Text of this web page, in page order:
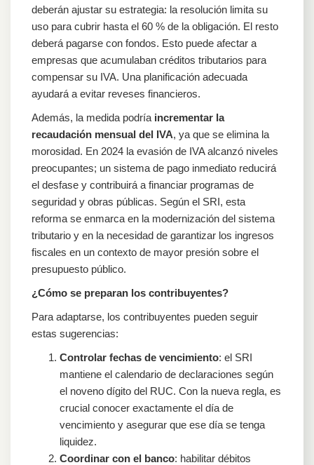
deberán ajustar su estrategia: la resolución limita su
uso para cubrir hasta el 60 % de la obligación. El resto
deberá pagarse con fondos. Esto puede afectar a
empresas que acumulaban créditos tributarios para
compensar su IVA. Una planificación adecuada
ayudará a evitar reveses financieros.
Además, la medida podría incrementar la
recaudación mensual del IVA, ya que se elimina la
morosidad. En 2024 la evasión de IVA alcanzó niveles
preocupantes; un sistema de pago inmediato reducirá
el desfase y contribuirá a financiar programas de
seguridad y obras públicas. Según el SRI, esta
reforma se enmarca en la modernización del sistema
tributario y en la necesidad de garantizar los ingresos
fiscales en un contexto de mayor presión sobre el
presupuesto público.
¿Cómo se preparan los contribuyentes?
Para adaptarse, los contribuyentes pueden seguir
estas sugerencias:
Controlar fechas de vencimiento: el SRI
mantiene el calendario de declaraciones según
el noveno dígito del RUC. Con la nueva regla, es
crucial conocer exactamente el día de
vencimiento y asegurar que ese día se tenga
liquidez.
Coordinar con el banco: habilitar débitos